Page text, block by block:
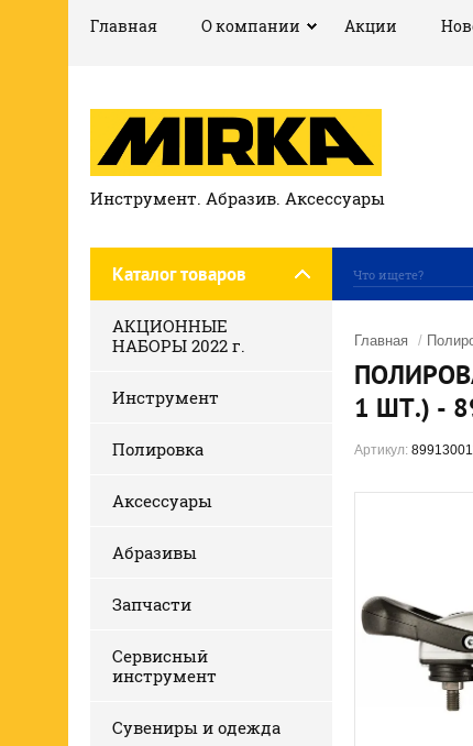
Главная О компании Акции
Инструмент. Абразив. Аксессуары
Каталог товаров
АКЦИОННЫЕ
НАБОРЫ 2022 г.
Инструмент
Полировка
Аксессуары
Абразивы
Запчасти
Сервисный
инструмент
Сувениры и одежда
Главная /
1 ШТ.) -
Артикул: